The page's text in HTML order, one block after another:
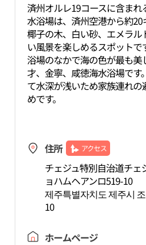
済州オルレ19コースに含ま
水浴場は、済州空港から約20
椰子の木、白い砂、エメラ
い風景を楽しめるスポット
浴場のなかで海の色が最も
才、金寧、咸徳海水浴場です
て水深が浅いため家族連れ
めです。
住所 アクセス
チェジュ特別自治道チェ
ョハムヘアンロ519-10
제주특별자치도 제주시
10
ホームページ